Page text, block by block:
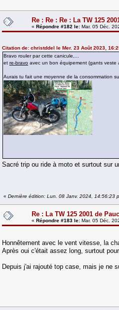
Re : Re : Re : La TW 125
« Répondre #182 le: Mar. 05 Déc.
Citation de: christddel le Mer. 23 Août 2023,
Bravo rouler par cette canicule,...
et re-bravo avec un bon équipement (gants veste
Aurais tu fait une moyenne de la consommation
Sacré trip ou ride à moto et surtout sur
« Dernière édition: Lun. 08 Janv. 2024, 14:56:23
Re : La TW 125 2001 de
« Répondre #183 le: Mar. 05 Déc.
Honnêtement avec le vent vitesse, la
Après oui c'était assez long, surtout
Depuis j'ai rajouté top case, mais je ne